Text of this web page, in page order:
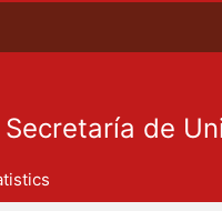
Secretaría de